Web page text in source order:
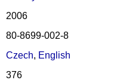
2006
80-8699-002-8
Czech, English
376